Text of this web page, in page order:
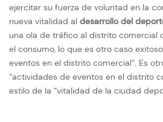
ejercitar su fuerza de voluntad en la
nueva vitalidad al desarrollo del
una ola de tráfico al distrito comercial
el consumo, lo que es otro caso
eventos en el distrito comercial”. Es
“actividades de eventos en el distrito
estilo de la “vitalidad de la ciudad